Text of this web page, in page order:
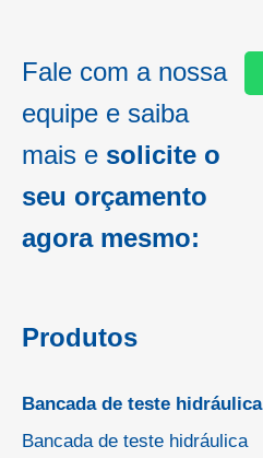
Fale com a nossa
equipe e saiba
mais e solicite o
seu orçamento
agora mesmo:
Produtos
Bancada de teste hidráulica
Bancada de teste hidráulica